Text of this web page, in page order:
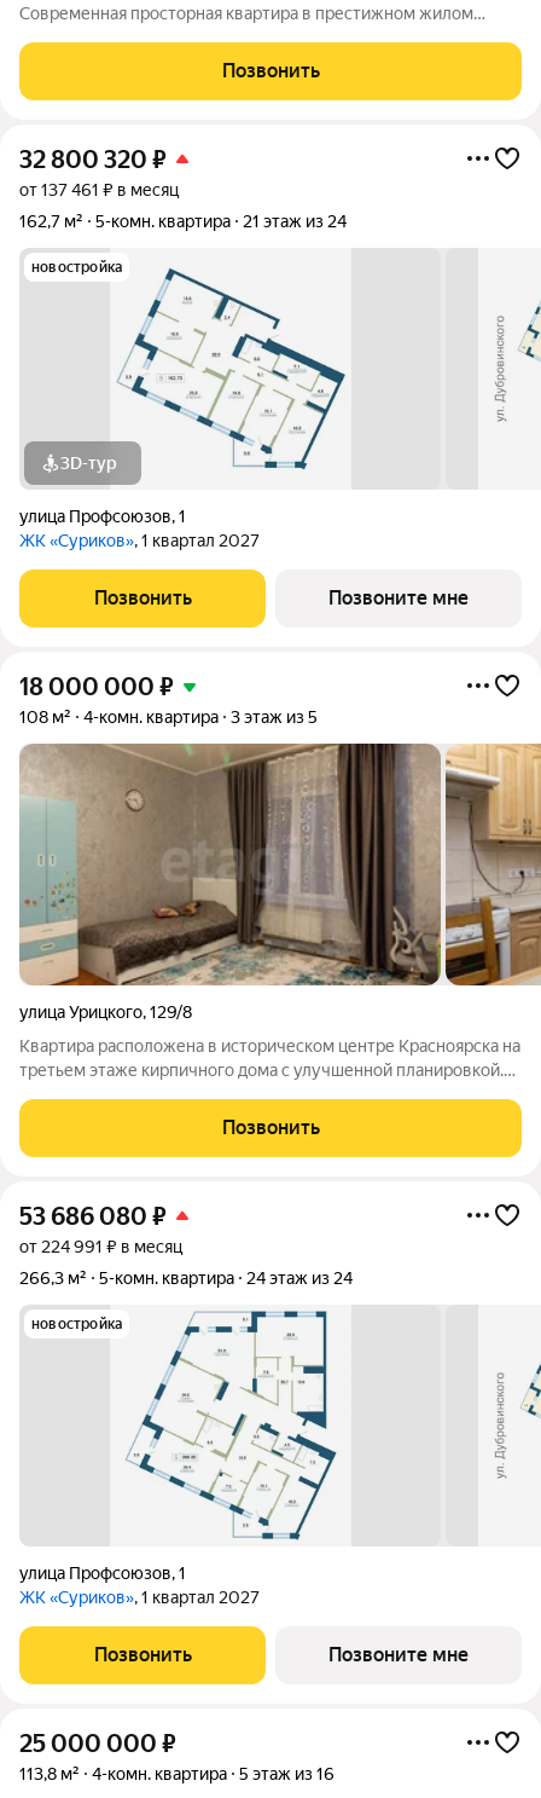
Современная просторная квартира в престижном жилом
комфорт, безопасность и выгодное
Позвонить
32 800 320 ₽
от 137 461 ₽ в месяц
162,7 м²
5-комн. квартира 21 этаж из 24
новостройка
3D-тур
улица Профсоюзов,1
ЖК «Суриков», 1 квартал 2027
Позвонить Позвоните мне
18 000 000 ₽
108 м² 4-комн. квартира 3 этаж из 5
улица Урицкого,129/8
Квартира расположена в историческом центре Красноярска на
третьем этаже кирпичного дома с улучшенной планировкой.
Планировка включает три полноценные комнаты, четвертую
комнату, идеально подходящую
Позвонить
53 686 080 ₽
от 224 991 ₽ в месяц
266,3 м²
5-комн. квартира 24 этаж из 24
новостройка
улица Профсоюзов,1
ЖК «Суриков», 1 квартал 2027
Позвонить Позвоните мне
25 000 000 ₽
113,8 м² 4-комн. квартира 5 этаж из 16